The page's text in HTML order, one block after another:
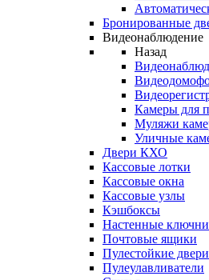
Бронированные
Видеонаблюдение
Назад
Камеры для
Муляжи
Уличные
Двери КХО
Кассовые лотки
Кассовые окна
Кассовые узлы
Кэшбоксы
Настенные
Почтовые ящики
Пулестойкие двери
Пулеулавливатели